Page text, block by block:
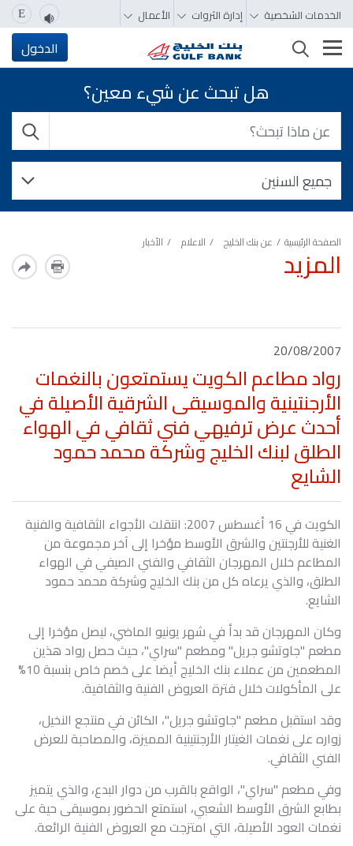
الخدمات الشخصية إدارة الثروات الأعمال E
تغيير التصفّح الدخول
هل تبحث عن شيء معين؟
الصفحة الرئيسية عن بنك الخليج الاعلام الأخبار
المزيد
20/08/2007
رواد مطاعم الكويت يستمتعون بالنغمات
الأرجنتينية والموسيقى الشرقية الأصيلة في
أحدث عرض ترفيهي فني ثقافي في الهواء
الطلق لبنك الخليج وشركة محمد حمود
الشايع
الكويت في 16 أغسطس 2007: انتقلت الأجواء الثقافية والفنية
الغنية للأرجنتين والشرق الأوسط مؤخرا إلى آخر مجموعة من
المطاعم خلال المهرجان الثقافي والفني الصيفي في الهواء
الطلق، والذي يرعاه كل من بنك الخليج وشركة محمد حمود
الشايع.
وكان المهرجان قد بدأ في شهر يونيو الماضي، ليصل مؤخرا إلى
مطعم "جاوتشو جريل" ومطعم "سراي"، حيث حصل رواد هذين
المطعمين من عملاء بنك الخليج أيضا على خصم خاص بنسبة 10%
على المأكولات خلال فترة العروض الفنية والثقافية.
وقد استقبل مطعم "جاوتشو جريل"، الكائن في منتجع النخيل،
زواره على نغمات الغيتار الأرجنتينية المميزة، والمصاحبة للعرض
الفني الثقافي.
وفي مطعم "سراي"، الواقع بالقرب من دوار البدع، والذي يتميز
بطابع الشرق الأوسط الشعبي، استمتع الحضور بموسيقى حية على
نغمات العود الأصيلة، التي امتزجت مع العروض الفنية الرائعة.